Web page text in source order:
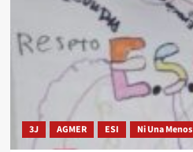
3J AGMER ESI Ni Una Menos